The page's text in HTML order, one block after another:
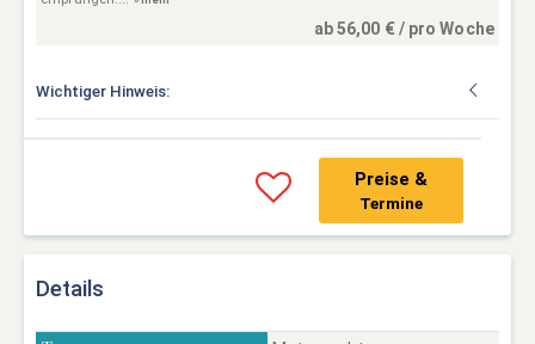
ab 56,00 € / pro Woche
Wichtiger Hinweis:
Preise &
Termine
Details